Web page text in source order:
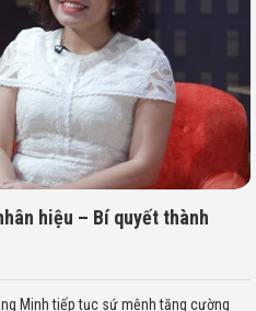
hiệu – Bí quyết thành
Minh tiếp tục sứ mệnh tăng cường